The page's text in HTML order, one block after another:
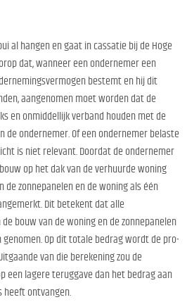
al hangen en gaat in cassatie bij de Hoge
dat, wanneer een ondernemer een
bestemt en hij dit
aangenomen moet worden dat de
en onmiddellijk verband houden met de
de ondernemer. Of een ondernemer belaste
is niet relevant. Doordat de ondernemer
op het dak van de verhuurde woning
zonnepanelen en de woning als één
Dit betekent dat alle
bouw van de woning en de zonnepanelen
Op dit totale bedrag wordt de pro-
van die berekening zou de
een lagere teruggave dan het bedrag aan
ontvangen.